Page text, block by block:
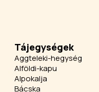
Tájegységek
Aggteleki-hegység
Alföldi-kapu
Alpokalja
Bácska